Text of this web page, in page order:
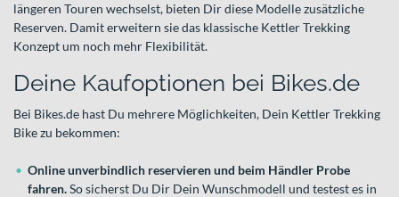
längeren Touren wechselst, bieten Dir diese Modelle zusätzliche
Reserven. Damit erweitern sie das klassische Kettler Trekking
Konzept um noch mehr Flexibilität.
Deine Kaufoptionen bei Bikes.de
Bei Bikes.de hast Du mehrere Möglichkeiten, Dein Kettler Trekking
Bike zu bekommen:
Online unverbindlich reservieren und beim Händler Probe
fahren.So sicherst Du Dir Dein Wunschmodell und testest es in